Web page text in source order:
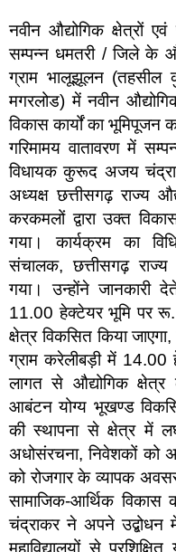
नवीन औद्योगिक क्षेत्रों
सम्पन्न धमतरी / जिले के
ग्राम भालूझूलन (तहसील
मगरलोड) में नवीन
विकास कार्यों का
गरिमामय वातावरण में
विधायक कुरूद अजय
अध्यक्ष छत्तीसगढ़ राज्य
करकमलों द्वारा उक्त
गया। कार्यक्रम का
संचालक, छत्तीसगढ़ राज्य
गया। उन्होंने जानकारी
11.00 हेक्टेयर भूमि पर
क्षेत्र विकसित किया
ग्राम करेलीबड़ी में
लागत से औद्योगिक
आबंटन योग्य भूखण्ड
की स्थापना से क्षेत्र में
अधोसंरचना, निवेशकों को
को रोजगार के व्यापक
सामाजिक-आर्थिक
चंद्राकर ने अपने
महाविद्यालयों से